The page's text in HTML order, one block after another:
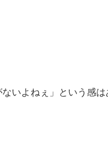
いよねぇ」という感は